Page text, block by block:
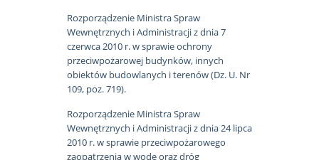
Rozporządzenie Ministra Spraw
Wewnętrznych i Administracji z dnia 7
czerwca 2010 r. w sprawie ochrony
przeciwpożarowej budynków, innych
obiektów budowlanych i terenów (Dz. U. Nr
109, poz. 719).
Rozporządzenie Ministra Spraw
Wewnętrznych i Administracji z dnia 24 lipca
2010 r. w sprawie przeciwpożarowego
zaopatrzenia w wodę oraz dróg